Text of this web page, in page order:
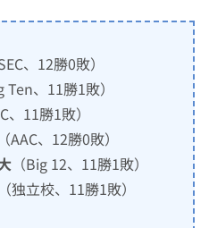
SEC、12勝0敗）
Ten、11勝1敗）
、11勝1敗）
（AAC、12勝0敗）
（Big 12、11勝1敗）
（独立校、11勝1敗）